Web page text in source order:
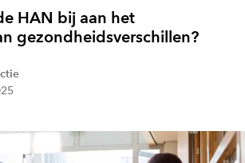
HAN bij aan het
gezondheidsverschillen?